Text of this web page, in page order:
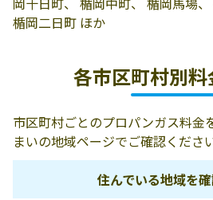
村山瓦斯工業株
村山市湯野沢
1790-4
三升屋商店
村山市大久保
105-3
楯岡二日町 ほか
各市区町村別
市区町村ごとのプロパンガス料金
まいの地域ページでご確認ください
住んでいる地域を